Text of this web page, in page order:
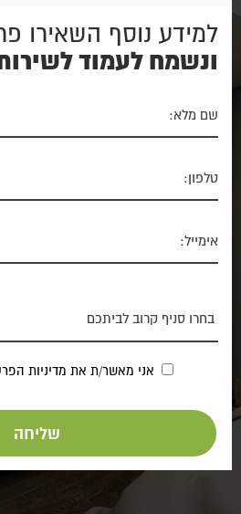
למידע נוסף השאירו
ונשמח לעמוד
אני מאשר/ת את מדיניות